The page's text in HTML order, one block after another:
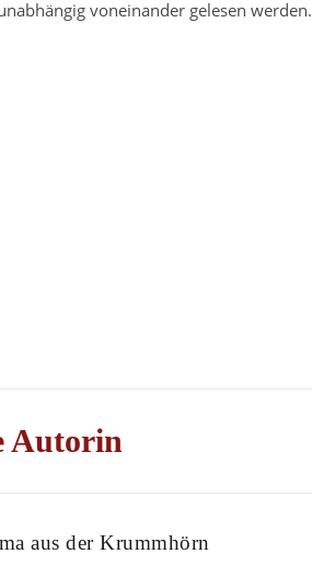
voneinander gelesen werden.
Autorin
aus der Krummhörn